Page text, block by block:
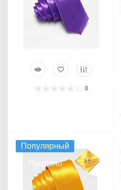
0
Популярный
Продано